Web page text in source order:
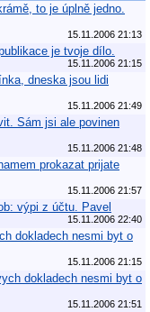
to je úplně jedno.
15.11.2006 21:13
je tvoje dílo.
15.11.2006 21:15
dneska jsou lidi
15.11.2006 21:49
Sám jsi ale povinen
15.11.2006 21:48
prokazat prijate
15.11.2006 21:57
výpi z účtu. Pavel
15.11.2006 22:40
dokladech nesmi byt o
15.11.2006 21:15
dokladech nesmi byt o
15.11.2006 21:51